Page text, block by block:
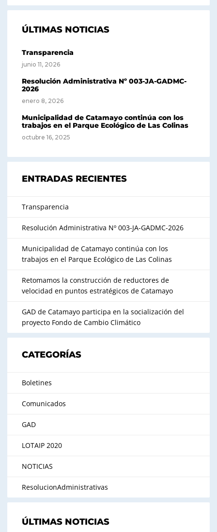
ÚLTIMAS NOTICIAS
Transparencia
junio 11, 2026
Resolución Administrativa Nº 003-JA-GADMC-
2026
enero 8, 2026
Municipalidad de Catamayo continúa con los
trabajos en el Parque Ecológico de Las Colinas
octubre 16, 2025
ENTRADAS RECIENTES
Transparencia
Resolución Administrativa Nº 003-JA-GADMC-2026
Municipalidad de Catamayo continúa con los
trabajos en el Parque Ecológico de Las Colinas
Retomamos la construcción de reductores de
velocidad en puntos estratégicos de Catamayo
GAD de Catamayo participa en la socialización del
proyecto Fondo de Cambio Climático
CATEGORÍAS
Boletines
Comunicados
GAD
LOTAIP 2020
NOTICIAS
ResolucionAdministrativas
ÚLTIMAS NOTICIAS